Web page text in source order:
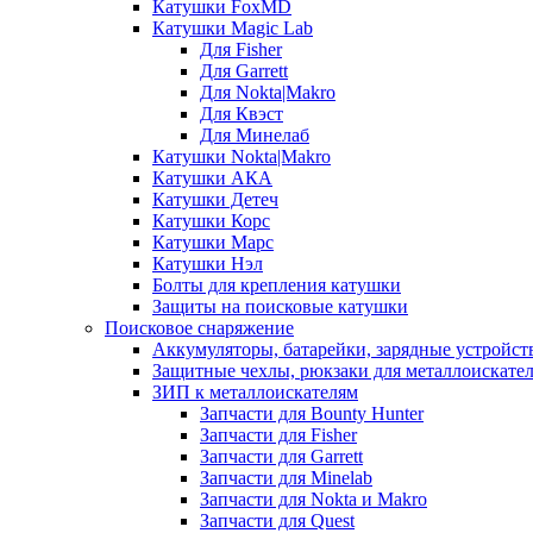
Катушки FoxMD
Катушки Magic Lab
Для Fisher
Для Garrett
Для Nokta|Makro
Для Квэст
Для Минелаб
Катушки Nokta|Makro
Катушки АКА
Катушки Детеч
Катушки Корс
Катушки Марс
Катушки Нэл
Болты для крепления катушки
Защиты на поисковые катушки
Поисковое снаряжение
Аккумуляторы, батарейки, зарядные
Защитные чехлы, рюкзаки для
ЗИП к металлоискателям
Запчасти для Bounty Hunter
Запчасти для Fisher
Запчасти для Garrett
Запчасти для Minelab
Запчасти для Nokta и Makro
Запчасти для Quest